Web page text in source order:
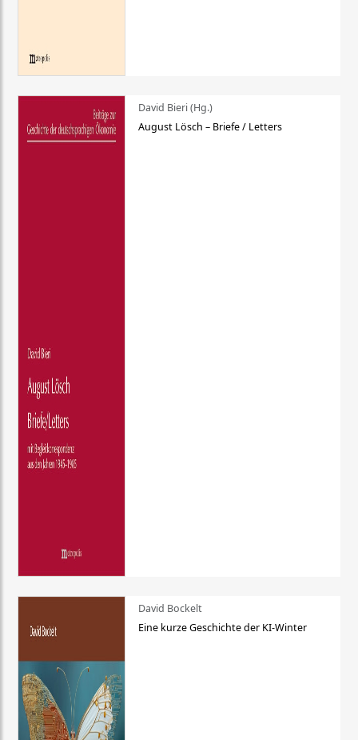
David Bieri (Hg.)
August Lösch – Briefe / Letters
David Bockelt
Eine kurze Geschichte der KI-Winter